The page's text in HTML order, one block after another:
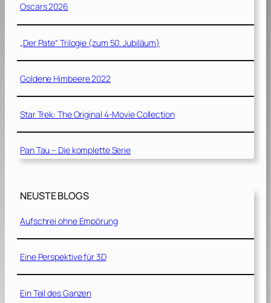
Oscars 2026
„Der Pate“ Trilogie (zum 50. Jubiläum)
Goldene Himbeere 2022
Star Trek: The Original 4-Movie Collection
Pan Tau – Die komplette Serie
NEUSTE BLOGS
Aufschrei ohne Empörung
Eine Perspektive für 3D
Ein Teil des Ganzen